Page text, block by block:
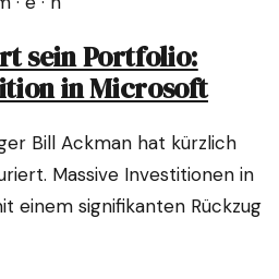
sein Portfolio:
in Microsoft
Bill Ackman hat kürzlich
Massive Investitionen in
einem signifikanten Rückzug